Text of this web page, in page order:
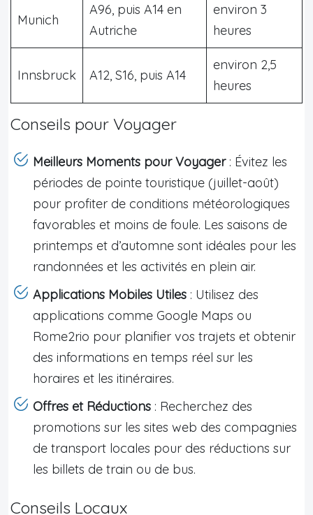
Munich
A96, puis A14 en
Autriche
environ 3
heures
Innsbruck A12, S16, puis A14
environ 2,5
heures
Conseils pour Voyager
Meilleurs Moments pour Voyager: Évitez les
périodes de pointe touristique (juillet-août)
pour profiter de conditions météorologiques
favorables et moins de foule. Les saisons de
printemps et d’automne sont idéales pour les
randonnées et les activités en plein air.
Applications Mobiles Utiles : Utilisez des
applications comme Google Maps ou
Rome2rio pour planifier vos trajets et obtenir
des informations en temps réel sur les
horaires et les itinéraires.
Offres et Réductions : Recherchez des
promotions sur les sites web des compagnies
de transport locales pour des réductions sur
les billets de train ou de bus.
Conseils Locaux